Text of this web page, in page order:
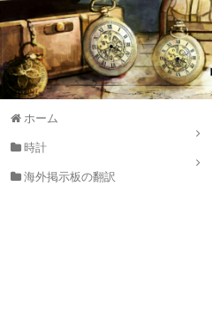
ホーム
時計
海外掲示板の翻訳